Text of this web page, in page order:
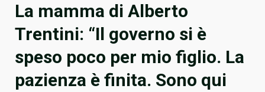
La mamma di Alberto
Trentini: “Il governo si è
speso poco per mio figlio. La
pazienza è finita. Sono qui